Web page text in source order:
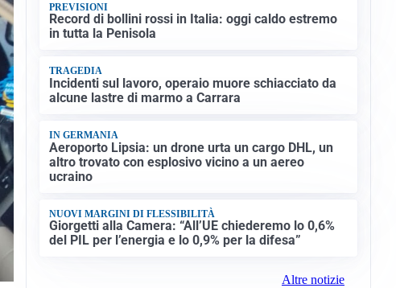
PREVISIONI
Record di bollini rossi in Italia: oggi caldo estremo
in tutta la Penisola
TRAGEDIA
Incidenti sul lavoro, operaio muore schiacciato da
alcune lastre di marmo a Carrara
IN GERMANIA
Aeroporto Lipsia: un drone urta un cargo DHL, un
altro trovato con esplosivo vicino a un aereo
ucraino
NUOVI MARGINI DI FLESSIBILITÀ
Giorgetti alla Camera: “All’UE chiederemo lo 0,6%
del PIL per l’energia e lo 0,9% per la difesa”
Altre notizie